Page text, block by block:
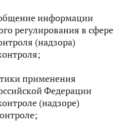
информации
регулирования в сфере
(надзора)
применения
Федерации
(надзоре)